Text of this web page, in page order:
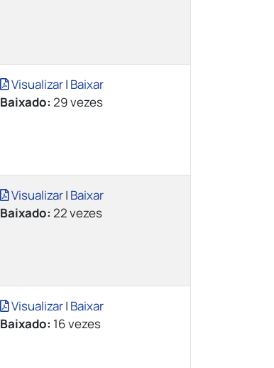
Visualizar| Baixar
Baixado: 29 vezes
Visualizar| Baixar
Baixado: 22 vezes
Visualizar| Baixar
Baixado: 16 vezes